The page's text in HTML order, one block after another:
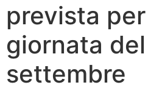
prevista
giornata
settembre